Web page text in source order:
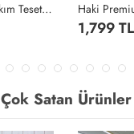
Siyah Joker Etek Takım Tesettür Giyim Siyah
1,799 TL
Çok Satan Ürünler